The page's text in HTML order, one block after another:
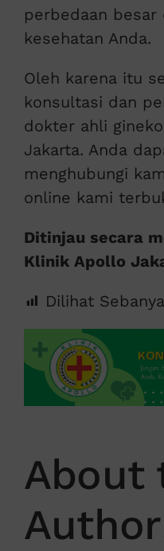
perbedaan besar
kesehatan Anda.
Oleh karena itu
konsultasi dan
dokter ahli
Jakarta. Anda
menghubungi
online kami
Ditinjau secara
Klinik Apollo
Dilihat
About